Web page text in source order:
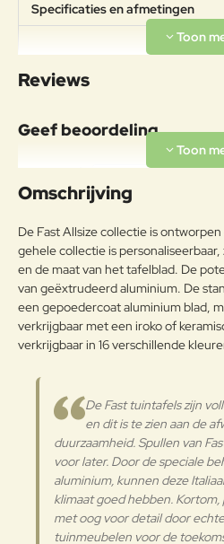
Specificaties en afmetingen
Specificaties
cm
Aluminium
Onderhoudsadvies
wegens
ontstaat
het niet
kleur
het
Reviews
Geef beoordeling
Uw naam:
g:
Note:HTML-code
Waarderin
Verder
Omschrijving
De Fast Allsize collectie is
gehele collectie is
en de maat van het tafelblad. De
van geëxtrudeerd aluminium. De
een gepoedercoat aluminium blad,
verkrijgbaar met een iroko of
verkrijgbaar in 16 verschillende
De Fast tuintafels zijn
en dit is te zien aan de
duurzaamheid. Spullen van
voor later. Door de speciale
aluminium, kunnen deze
klimaat goed hebben.
met oog voor detail door
tuinmeubelen voor de